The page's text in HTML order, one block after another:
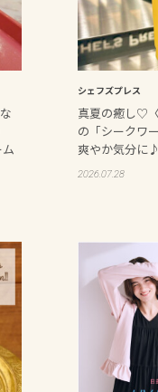
シェフズプレス
真夏の癒し♡
の「シークワ
爽やか気分に♪
2026.07.28